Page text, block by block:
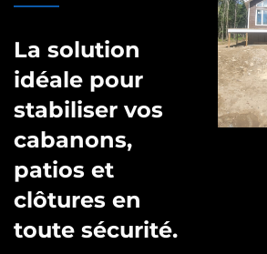
La solution
idéale pour
stabiliser vos
cabanons,
patios et
clôtures en
toute sécurité.